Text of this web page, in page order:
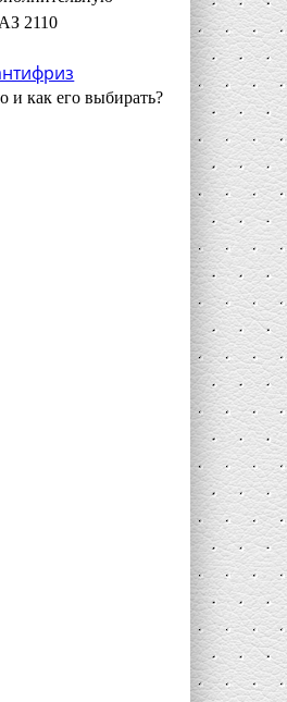
2110
и как его выбирать?